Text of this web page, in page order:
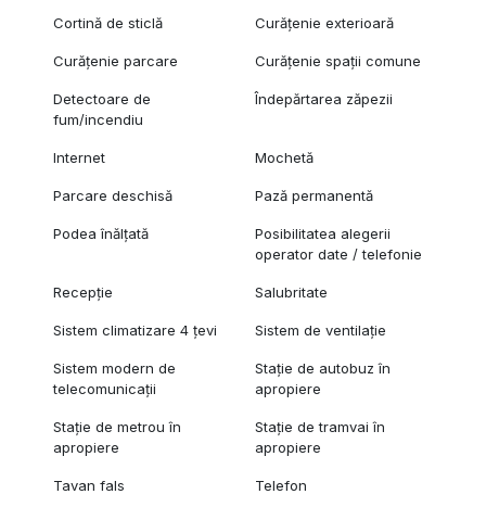
Cortină de sticlă Curățenie exterioară
Curățenie parcare Curățenie spații comune
Detectoare de
fum/incendiu
Îndepărtarea zăpezii
Internet Mochetă
Parcare deschisă Pază permanentă
Podea înălțată
Posibilitatea alegerii
operator date / telefonie
Recepție Salubritate
Sistem climatizare 4 țevi Sistem de ventilație
Sistem modern de
telecomunicații
Stație de autobuz în
apropiere
Stație de metrou în
apropiere
Stație de tramvai în
apropiere
Tavan fals Telefon